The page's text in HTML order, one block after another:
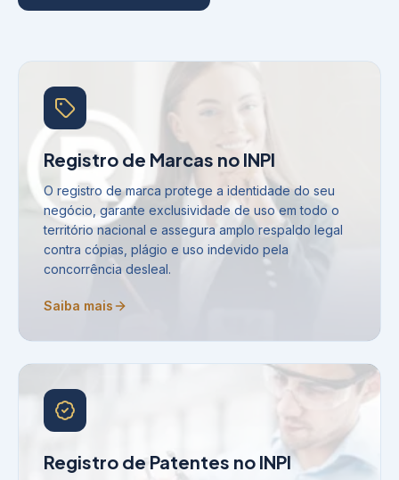
Registro de Marcas no INPI
O registro de marca protege a identidade do seu
negócio, garante exclusividade de uso em todo o
território nacional e assegura amplo respaldo legal
contra cópias, plágio e uso indevido pela
concorrência desleal.
Saiba mais
Registro de Patentes no INPI